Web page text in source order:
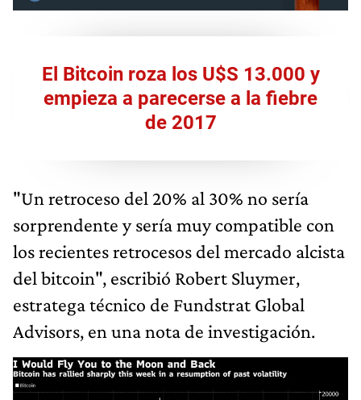
El Bitcoin roza los U$S 13.000 y
empieza a parecerse a la fiebre
de 2017
"Un retroceso del 20% al 30% no sería
sorprendente y sería muy compatible con
los recientes retrocesos del mercado alcista
del bitcoin", escribió Robert Sluymer,
estratega técnico de Fundstrat Global
Advisors, en una nota de investigación.